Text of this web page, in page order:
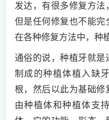
发达，有很多修复方法
但是任何修复也不能完
在各种修复方法中，种
通俗的说，种植牙就
制成的种植体植入缺
根，然后以此为基础修
由种植体和种植体支